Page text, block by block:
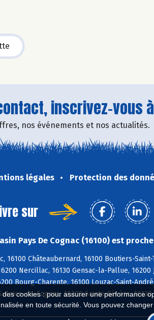
cookies : pour assurer une
en toute sécurité. Vous pouvez
inscrivez-vous
nos événements et nos actualités.
légales Protection des
sur
Pays De Cognac (16100) est
16100 Châteaubernard, 16100 Boutiers-
Nercillac, 16130 Gensac-la-Pallue, 16200
Bourg-Charente, 16100 Louzac-Saint-
de-Cognac, 16200 Sainte-Sévère,